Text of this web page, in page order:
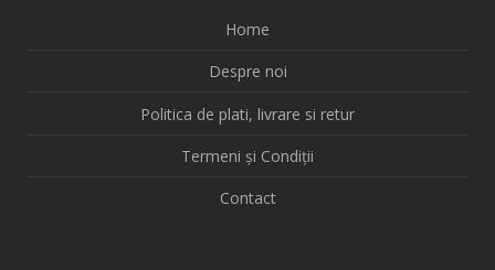
Home
Despre noi
Politica de plati, livrare si retur
Termeni și Condiții
Contact